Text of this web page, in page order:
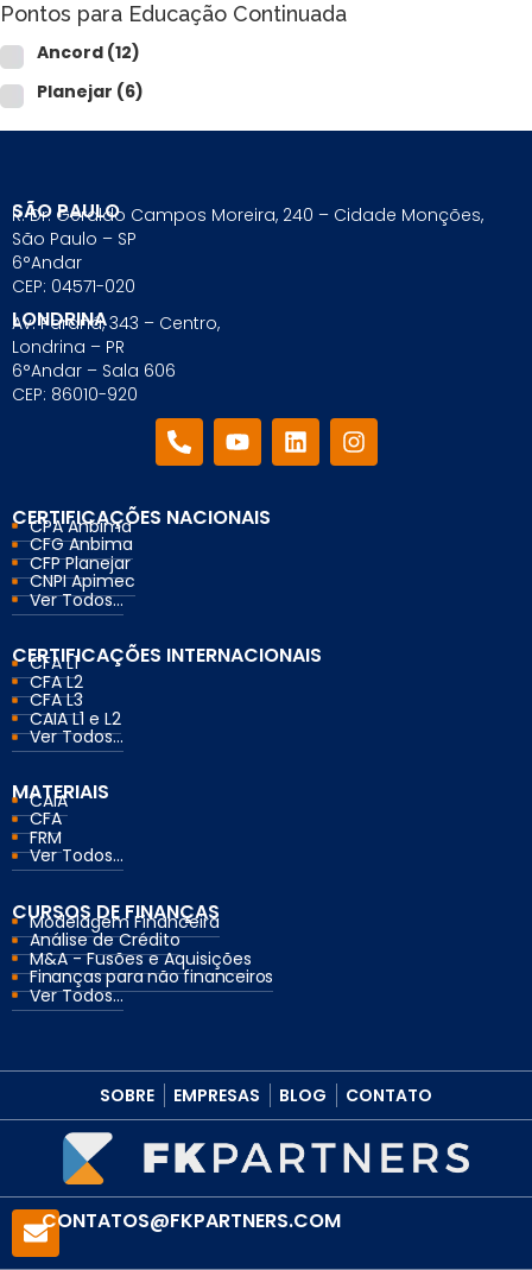
Pontos para Educação Continuada
Ancord (12)
Planejar (6)
SÃO PAULO
R. Dr. Geraldo Campos Moreira, 240 – Cidade Monções,
São Paulo – SP
6°Andar
CEP: 04571-020
LONDRINA
Av. Paraná, 343 – Centro,
Londrina – PR
6°Andar – Sala 606
CEP: 86010-920
CERTIFICAÇÕES NACIONAIS
CPA Anbima
CFG Anbima
CFP Planejar
CNPI Apimec
Ver Todos...
CERTIFICAÇÕES INTERNACIONAIS
CFA L1
CFA L2
CFA L3
CAIA L1 e L2
Ver Todos...
MATERIAIS
CAIA
CFA
FRM
Ver Todos...
CURSOS DE FINANÇAS
Modelagem Financeira
Análise de Crédito
M&A - Fusões e Aquisições
Finanças para não financeiros
Ver Todos...
SOBRE EMPRESAS BLOG CONTATO
CONTATOS@FKPARTNERS.COM